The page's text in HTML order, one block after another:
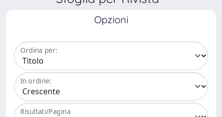
Opzioni
Ordina per:
In ordine:
Risultati/Pagina